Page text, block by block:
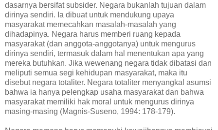
dasarnya bersifat subsider. Negara bukanlah tujuan dalam
dirinya sendiri. Ia dibuat untuk mendukung upaya
masyarakat memecahkan masalah-masalah yang
dihadapinya. Negara harus memberi ruang kepada
masyarakat (dan anggota-anggotanya) untuk mengurus
dirinya sendiri, termasuk dalam hal menentukan apa yang
mereka butuhkan. Jika wewenang negara tidak dibatasi dan
meliputi semua segi kehidupan masyarakat, maka itu
disebut negara totaliter. Negara totaliter menyangkal asumsi
bahwa ia hanya pelengkap usaha masyarakat dan bahwa
masyarakat memiliki hak moral untuk mengurus dirinya
masing-masing (Magnis-Suseno, 1994: 178-179).